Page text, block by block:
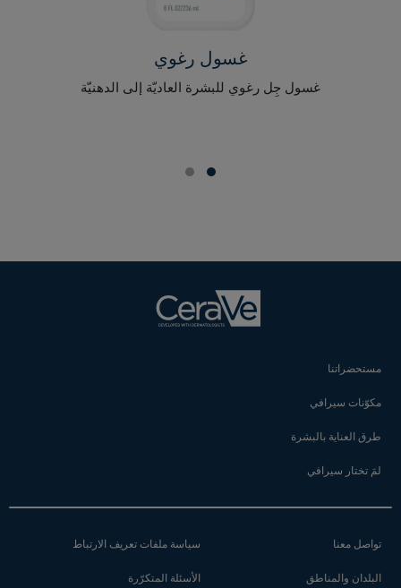
غسول رغوي
غسول جِل رغوي للبشرة العاديّة إلى الدهنيّة
مستحضراتنا
مكوّنات سيرافي
طرق العناية بالبشرة
لمَ تختار سيرافي
تواصل معنا سياسة ملفات تعريف الارتباط
البلدان والمناطق الأسئلة المتكرّرة